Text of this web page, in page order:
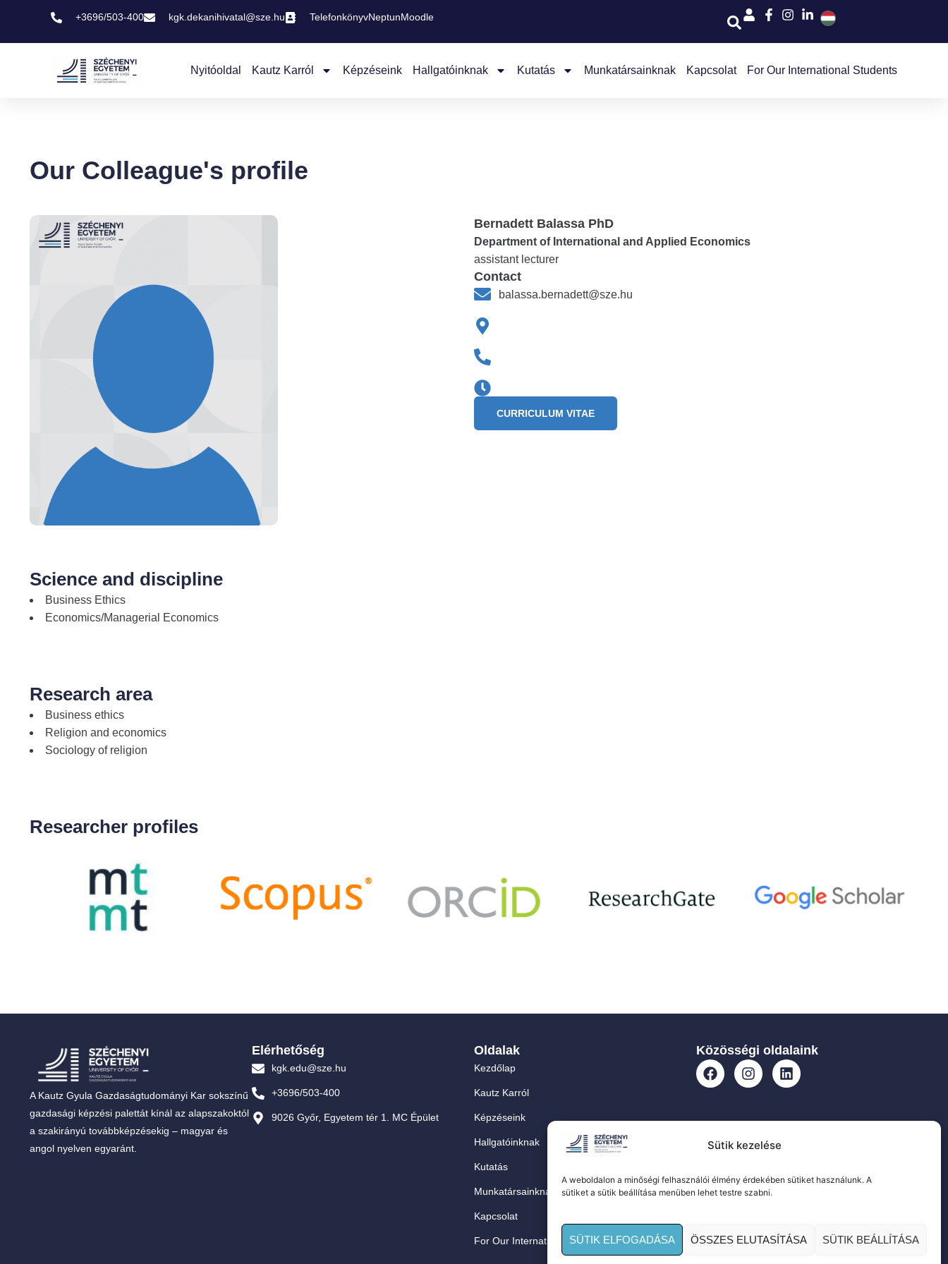
Sütik kezelése
A weboldalon a minőségi felhasználói élmény érdekében sütiket használunk. A
sütiket a sütik beállítása menüben lehet testre szabni.
SÜTIK ELFOGADÁSA ÖSSZES ELUTASÍTÁSA SÜTIK BEÁLLÍTÁSA
+3696/503-400 kgk.dekanihivatal@sze.hu TelefonkönyvNeptunMoodle
Nyitóoldal Kautz Karról Képzéseink Hallgatóinknak Kutatás Munkatársainknak Kapcsolat For Our International Students
Our Colleague's profile
Bernadett Balassa PhD
Department of International and Applied Economics
assistant lecturer
Contact
balassa.bernadett@sze.hu
CURRICULUM VITAE
Science and discipline
Business Ethics
Economics/Managerial Economics
Research area
Business ethics
Religion and economics
Sociology of religion
Researcher profiles
A Kautz Gyula Gazdaságtudományi Kar sokszínű
gazdasági képzési palettát kínál az alapszakoktól
a szakirányú továbbképzésekig – magyar és
angol nyelven egyaránt.
Elérhetőség
kgk.edu@sze.hu
+3696/503-400
9026 Győr, Egyetem tér 1. MC Épület
Oldalak
Kezdőlap
Kautz Karról
Képzéseink
Hallgatóinknak
Kutatás
Munkatársainknak
Kapcsolat
For Our International Students
Közösségi oldalaink